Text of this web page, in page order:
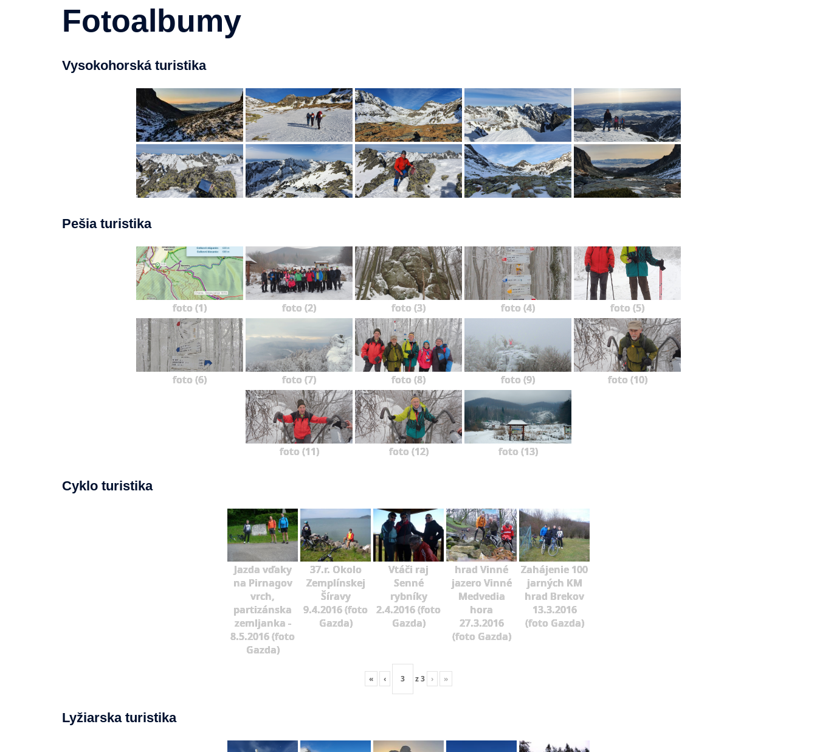
Fotoalbumy
Vysokohorská turistika
Pešia turistika
foto (1) foto (2) foto (3) foto (4) foto (5)
foto (6) foto (7) foto (8) foto (9) foto (10)
foto (11) foto (12) foto (13)
Cyklo turistika
Jazda vďaky
na Pirnagov
vrch,
partizánska
zemljanka -
8.5.2016 (foto
Gazda)
37.r. Okolo
Zemplínskej
Šíravy
9.4.2016 (foto
Gazda)
Vtáči raj
Senné
rybníky
2.4.2016 (foto
Gazda)
hrad Vinné
jazero Vinné
Medvedia
hora
27.3.2016
(foto Gazda)
Zahájenie 100
jarných KM
hrad Brekov
13.3.2016
(foto Gazda)
« ‹ z3 › »
Lyžiarska turistika